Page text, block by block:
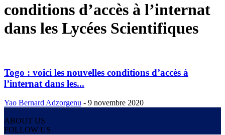
conditions d’accès à l’internat
dans les Lycées Scientifiques
Togo : voici les nouvelles conditions d’accès à
l’internat dans les...
Yao Bernard Adzorgenu - 9 novembre 2020
ABOUT US
FOLLOW US